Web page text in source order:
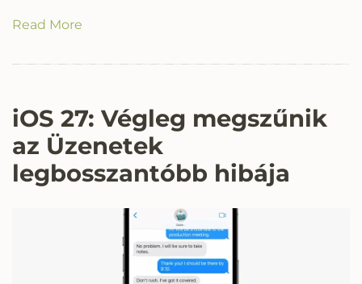
Read More
iOS 27: Végleg megszűnik
az Üzenetek
legbosszantóbb hibája